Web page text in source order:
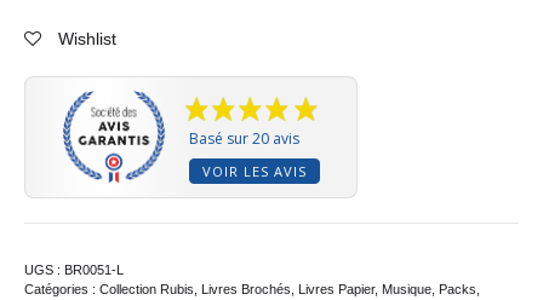
Wishlist
Basé sur 20 avis
VOIR LES AVIS
UGS : BR0051-L
Catégories : Collection Rubis Livres Brochés Livres Papier, Musique Packs